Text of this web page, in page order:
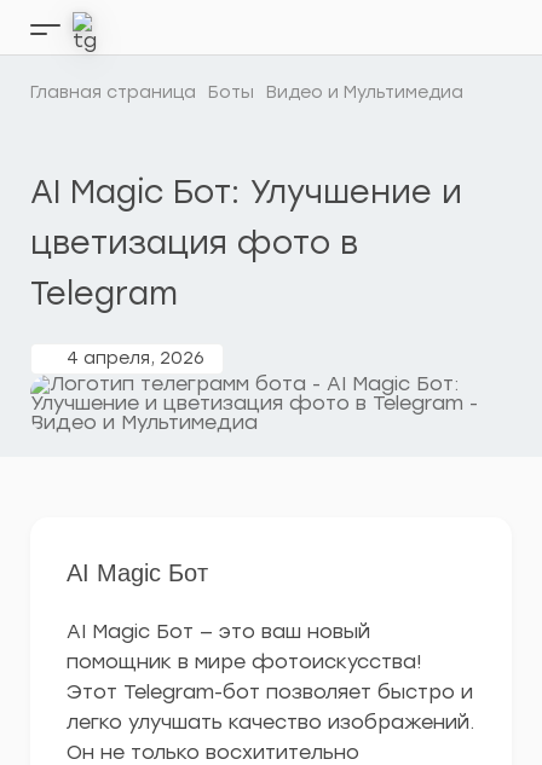
Перейти
содержимому
Кнопка
бокового
меню
Главная страница Боты Видео и Мультимедиа
AI Magic Бот: Улучшение и
цветизация фото в
Telegram
4 апреля, 2026
AI Magic Бот
AI Magic Бот — это ваш новый
помощник в мире фотоискусства!
Этот Telegram-бот позволяет быстро и
легко улучшать качество изображений.
Он не только восхитительно